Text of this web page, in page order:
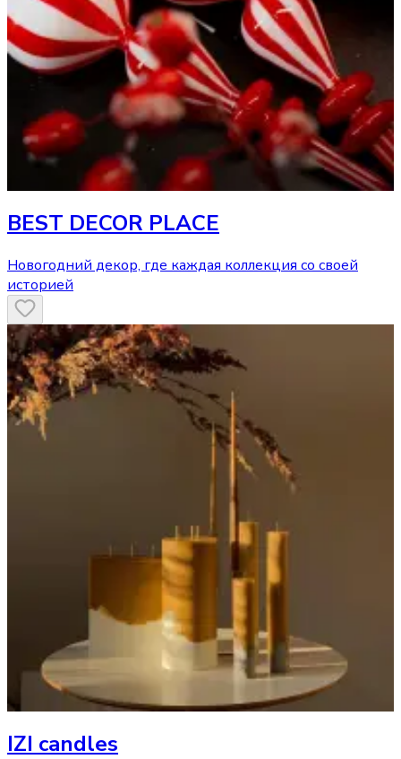
BEST DECOR PLACE
Новогодний декор, где каждая коллекция со своей
историей
IZI candles